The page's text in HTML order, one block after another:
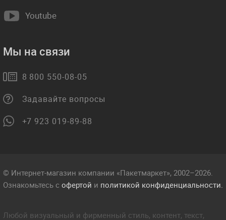
Youtube
Мы на связи
8 800 550-08-05
Задавайте вопросы
+7 923 019-89-88
© Интернет-магазин компании «Пакетмаркет», 2002–2026.
Ознакомьтесь с офертой и политикой конфиденциальности.
Любой визуальный и фирменный стиль, контент, текст,